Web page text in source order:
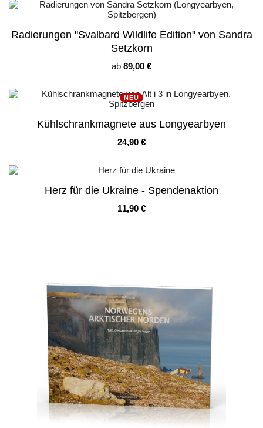
Radierungen "Svalbard Wildlife Edition" von Sandra
Setzkorn
ab Preis
89,00 €
NEU
Kühlschrankmagnete aus Longyearbyen
Preis
24,90 €
Herz für die Ukraine - Spendenaktion
Preis
11,90 €